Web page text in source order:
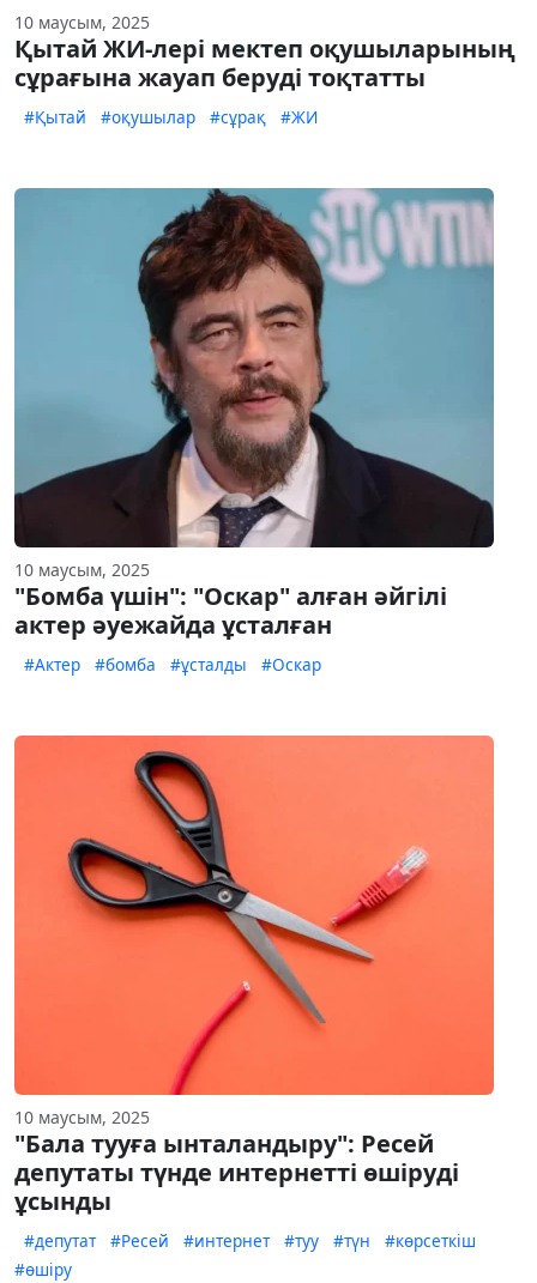
10 маусым, 2025
Қытай ЖИ-лері мектеп оқушыларының
сұрағына жауап беруді тоқтатты
#Қытай #оқушылар #сұрақ #ЖИ
10 маусым, 2025
"Бомба үшін": "Оскар" алған әйгілі
актер әуежайда ұсталған
#Актер #бомба #ұсталды #Оскар
10 маусым, 2025
"Бала тууға ынталандыру": Ресей
депутаты түнде интернетті өшіруді
ұсынды
#депутат #Ресей #интернет #туу #түн
#көрсеткіш
#өшіру